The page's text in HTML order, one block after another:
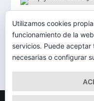
La primera Noche
CHK y once horas
29/09/2015
Utilizamos cookies
funcionamiento de la
servicios. Puede
necesarias o configurar